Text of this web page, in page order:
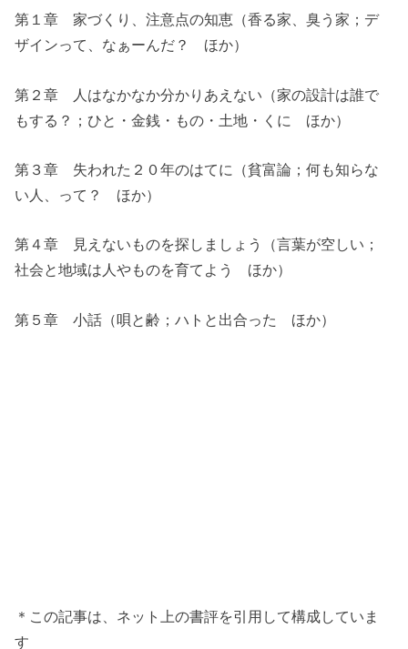
第１章 家づくり、注意点の知恵（香る家、臭う家；デ
ザインって、なぁーんだ？ ほか）
第２章 人はなかなか分かりあえない（家の設計は誰で
もする？；ひと・金銭・もの・土地・くに ほか）
第３章 失われた２０年のはてに（貧富論；何も知らな
い人、って？ ほか）
第４章 見えないものを探しましょう（言葉が空しい；
社会と地域は人やものを育てよう ほか）
第５章 小話（唄と齢；ハトと出合った ほか）
＊この記事は、ネット上の書評を引用して構成していま
す